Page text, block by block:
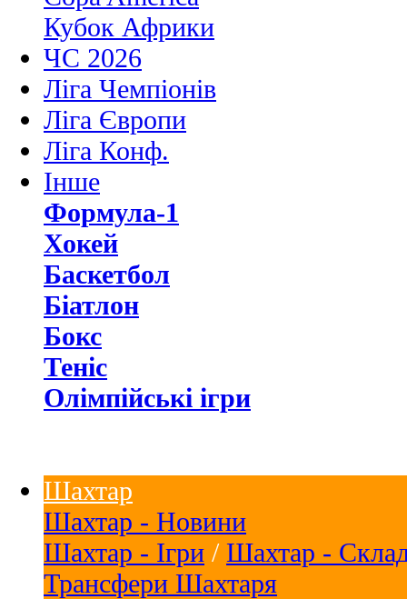
Кубок Африки
ЧС 2026
Ліга Чемпіонів
Ліга Європи
Ліга Конф.
Інше
Формула-1
Хокей
Баскетбол
Біатлон
Бокс
Теніс
Олімпійські ігри
Шахтар
Шахтар - Новини
Шахтар - Ігри / Шахтар -
Трансфери Шахтаря